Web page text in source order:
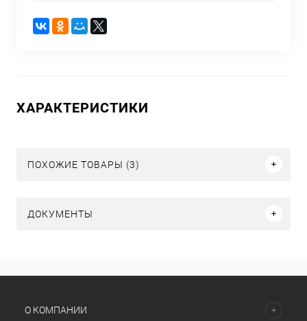
ХАРАКТЕРИСТИКИ
ПОХОЖИЕ ТОВАРЫ (3)
ДОКУМЕНТЫ
О КОМПАНИИ